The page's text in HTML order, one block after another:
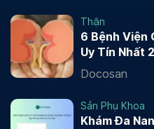
Thận
6 Bệnh Viện
Uy Tín Nhất
Docosan
Sản Phụ Khoa
Khám Đa